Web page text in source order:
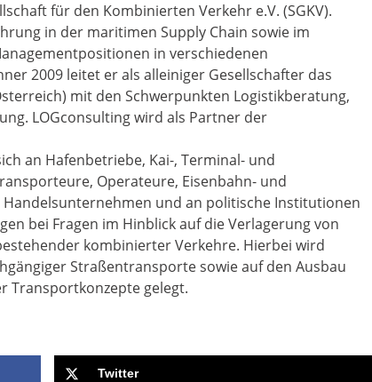
für den Kombinierten Verkehr e.V. (SGKV).
in der maritimen Supply Chain sowie im
in verschiedenen
2009 leitet er als alleiniger Gesellschafter das
mit den Schwerpunkten Logistikberatung,
LOGconsulting wird als Partner der
an Hafenbetriebe, Kai-, Terminal- und
Operateure, Eisenbahn- und
und an politische Institutionen
bei Fragen im Hinblick auf die Verlagerung von
kombinierter Verkehre. Hierbei wird
Straßentransporte sowie auf den Ausbau
Transportkonzepte gelegt.
Twitter